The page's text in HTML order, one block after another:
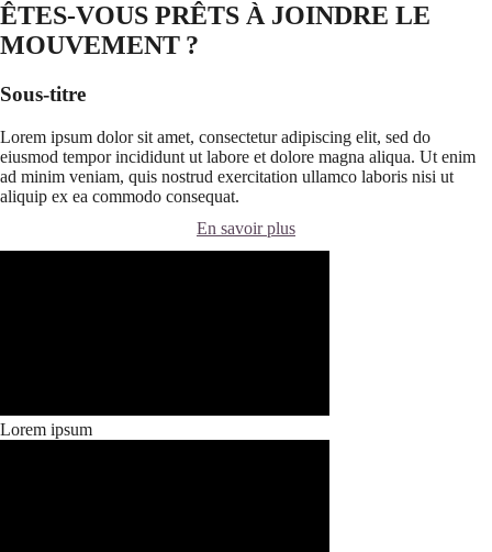
ÊTES-VOUS PRÊTS À JOINDRE LE
MOUVEMENT ?
Sous-titre
Lorem ipsum dolor sit amet, consectetur adipiscing elit, sed do
eiusmod tempor incididunt ut labore et dolore magna aliqua. Ut enim
ad minim veniam, quis nostrud exercitation ullamco laboris nisi ut
aliquip ex ea commodo consequat.
En savoir plus
Lorem ipsum